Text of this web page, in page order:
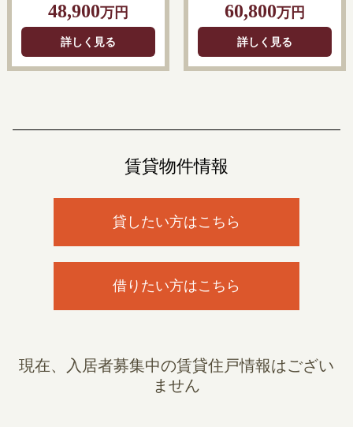
48,900万円
詳しく見る
60,800万円
詳しく見る
賃貸物件情報
貸したい方はこちら
借りたい方はこちら
現在、入居者募集中の賃貸住戸情報はござい
ません